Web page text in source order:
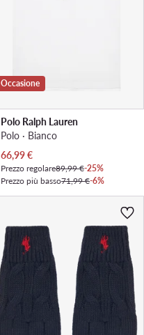
Occasione
Polo Ralph Lauren
Polo · Bianco
Prezzo attuale
66,99€
Prezzo regolare89,99 €-25%
Prezzo più basso71,99 €-6%